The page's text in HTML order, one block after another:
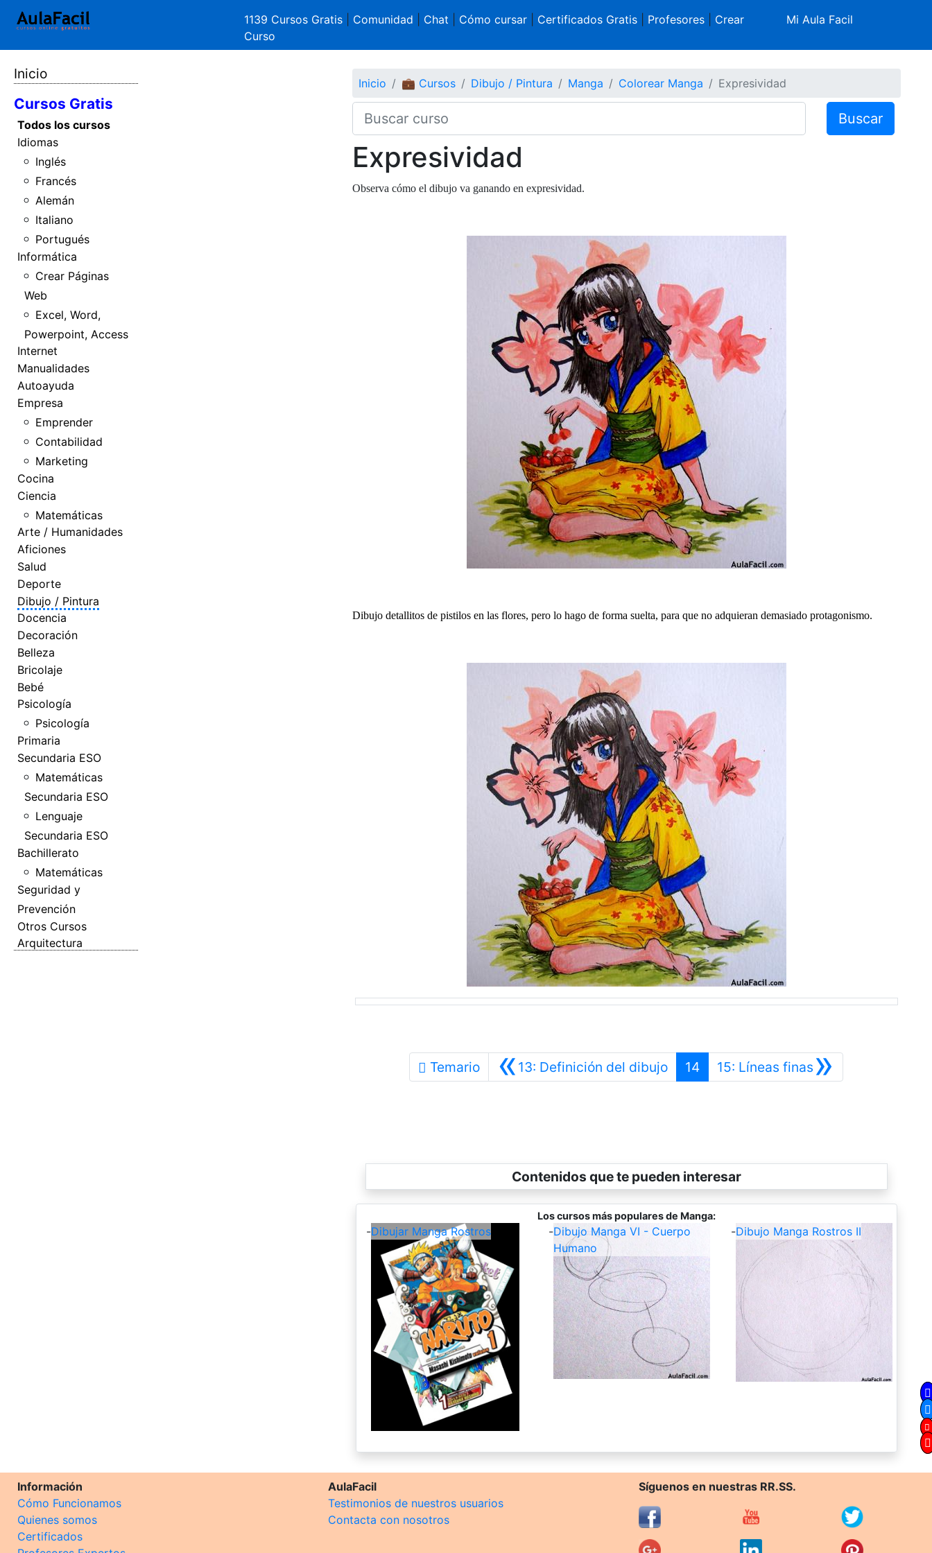
1139 Cursos Gratis Comunidad Chat Cómo cursar| Certificados Gratis| Profesores| Crear
Curso
Mi Aula Facil
Inicio
Cursos Gratis
Todos los cursos
Idiomas
Inglés
Francés
Alemán
Italiano
Portugués
Informática
Crear Páginas
Web
Excel, Word,
Powerpoint, Access
Internet
Manualidades
Autoayuda
Empresa
Emprender
Contabilidad
Marketing
Cocina
Ciencia
Matemáticas
Arte / Humanidades
Aficiones
Salud
Deporte
Dibujo / Pintura
Docencia
Decoración
Belleza
Bricolaje
Bebé
Psicología
Psicología
Primaria
Secundaria ESO
Matemáticas
Secundaria ESO
Lenguaje
Secundaria ESO
Bachillerato
Matemáticas
Seguridad y
Prevención
Otros Cursos
Arquitectura
Inicio 💼 Cursos Dibujo / Pintura Manga Colorear Manga Expresividad
Buscar
Expresividad
Observa cómo el dibujo va ganando en expresividad.
Dibujo detallitos de pistilos en las flores, pero lo hago de forma suelta, para que no adquieran demasiado protagonismo.
Temario «13: Definición del dibujoAnterior
14 »
15: Líneas finas Siguiente
Contenidos que te pueden interesar
Los cursos más populares de Manga:
-Dibujar Manga Rostros -Dibujo Manga VI - Cuerpo
Humano
-Dibujo Manga Rostros II
Información
Cómo Funcionamos
Quienes somos
Certificados
AulaFacil
Testimonios de nuestros usuarios
Contacta con nosotros
Síguenos en nuestras RR.SS.